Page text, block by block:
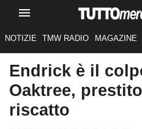
NOTIZIE TMW RADIO MAGAZINE
Endrick è il
Oaktree,
riscatto